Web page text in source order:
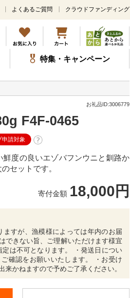
メ
ン
コ
ン
テ
ツ
ッ
よくあるご質問 クラウドファンディング
特集・キャンペーン
お礼品ID:3006779
F4F-0465
申請対象
度の良いエゾバフンウニと釧路か
セットです。
寄付金額 18,000円
すが、漁模様によっては年内のお届
できない旨、ご理解いただけます様宜
は不可となります。 ・発送日につい
確認をお願いいたします。 ・お受け
かねますので予めご了承ください。